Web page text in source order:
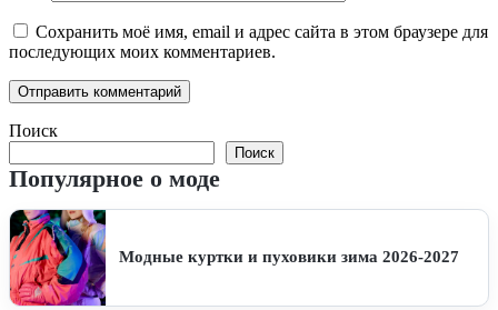
Сохранить моё имя, email и адрес сайта в этом браузере для
последующих моих комментариев.
Поиск
Поиск
Популярное о моде
Модные куртки и пуховики зима 2026-2027